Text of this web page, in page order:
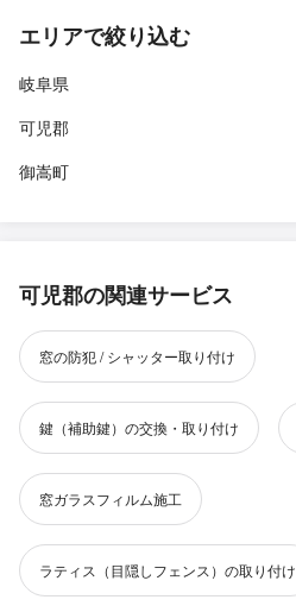
エリアで絞り込む
岐阜県
可児郡
御嵩町
可児郡の関連サービス
窓の防犯 / シャッター取り付け
鍵（補助鍵）の交換・取り付け
窓ガラスフィルム施工
ラティス（目隠しフェンス）の取り付け